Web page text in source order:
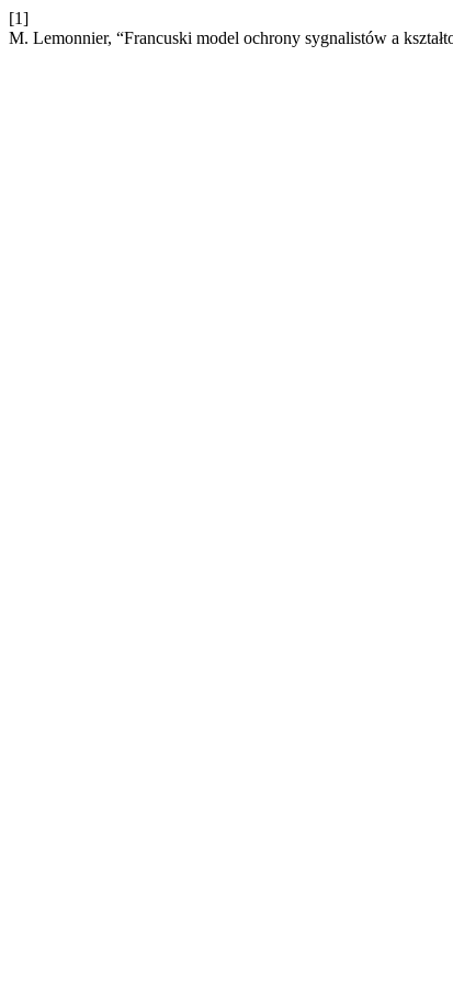
[1]
M. Lemonnier, “Francuski model ochrony sygnalistów a